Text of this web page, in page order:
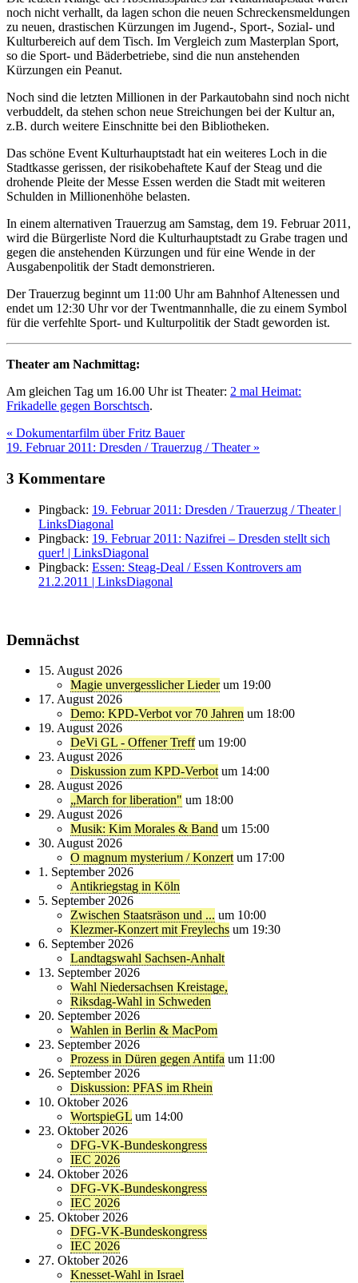
noch nicht verhallt, da lagen schon die neuen Schreckensmeldungen
zu neuen, drastischen Kürzungen im Jugend-, Sport-, Sozial- und
Kulturbereich auf dem Tisch. Im Vergleich zum Masterplan Sport,
so die Sport- und Bäderbetriebe, sind die nun anstehenden
Kürzungen ein Peanut.
Noch sind die letzten Millionen in der Parkautobahn sind noch nicht
verbuddelt, da stehen schon neue Streichungen bei der Kultur an,
z.B. durch weitere Einschnitte bei den Bibliotheken.
Das schöne Event Kulturhauptstadt hat ein weiteres Loch in die
Stadtkasse gerissen, der risikobehaftete Kauf der Steag und die
drohende Pleite der Messe Essen werden die Stadt mit weiteren
Schulden in Millionenhöhe belasten.
In einem alternativen Trauerzug am Samstag, dem 19. Februar 2011,
wird die Bürgerliste Nord die Kulturhauptstadt zu Grabe tragen und
gegen die anstehenden Kürzungen und für eine Wende in der
Ausgabenpolitik der Stadt demonstrieren.
Der Trauerzug beginnt um 11:00 Uhr am Bahnhof Altenessen und
endet um 12:30 Uhr vor der Twentmannhalle, die zu einem Symbol
für die verfehlte Sport- und Kulturpolitik der Stadt geworden ist.
Theater am Nachmittag:
Am gleichen Tag um 16.00 Uhr ist Theater: 2 mal Heimat:
Frikadelle gegen Borschtsch.
Beitragsnavigation
« Dokumentarfilm über Fritz Bauer
19. Februar 2011: Dresden / Trauerzug / Theater »
3 Kommentare
Pingback: 19. Februar 2011: Dresden / Trauerzug / Theater |
LinksDiagonal
Pingback: 19. Februar 2011: Nazifrei – Dresden stellt sich
quer! | LinksDiagonal
Pingback: Essen: Steag-Deal / Essen Kontrovers am
21.2.2011 | LinksDiagonal
Demnächst
15. August 2026
Magie unvergesslicher Lieder um 19:00
17. August 2026
Demo: KPD-Verbot vor 70 Jahren um 18:00
19. August 2026
DeVi GL - Offener Treff um 19:00
23. August 2026
Diskussion zum KPD-Verbot um 14:00
28. August 2026
„March for liberation" um 18:00
29. August 2026
Musik: Kim Morales & Band um 15:00
30. August 2026
O magnum mysterium / Konzert um 17:00
1. September 2026
Antikriegstag in Köln
5. September 2026
Zwischen Staatsräson und ... um 10:00
Klezmer-Konzert mit Freylechs um 19:30
6. September 2026
Landtagswahl Sachsen-Anhalt
13. September 2026
Wahl Niedersachsen Kreistage,
Riksdag-Wahl in Schweden
20. September 2026
Wahlen in Berlin & MacPom
23. September 2026
Prozess in Düren gegen Antifa um 11:00
26. September 2026
Diskussion: PFAS im Rhein
10. Oktober 2026
WortspieGL um 14:00
23. Oktober 2026
DFG-VK-Bundeskongress
IEC 2026
24. Oktober 2026
DFG-VK-Bundeskongress
IEC 2026
25. Oktober 2026
DFG-VK-Bundeskongress
IEC 2026
27. Oktober 2026
Knesset-Wahl in Israel